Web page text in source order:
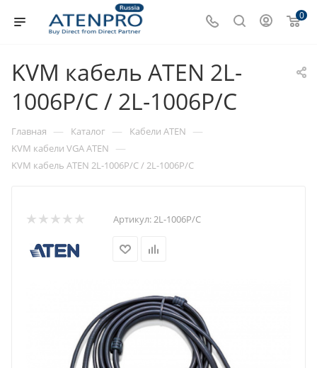
0
KVM кабель ATEN 2L-
1006P/C / 2L-1006P/C
Главная — Каталог — Кабели ATEN —
KVM кабели VGA ATEN —
KVM кабель ATEN 2L-1006P/C / 2L-1006P/C
Артикул:2L-1006P/C